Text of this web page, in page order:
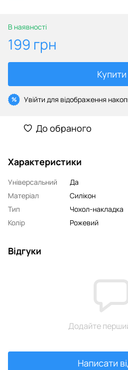
В наявності
199 грн
Купити
% Увійти для відображення
До обраного
Характеристики
Універсальний
Да
Матеріал
Силікон
Тип
Чохол-накладка
Колір
Рожевий
Відгуки
Додайте
Написати